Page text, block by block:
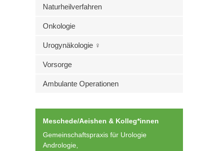
Naturheilverfahren
Onkologie
Urogynäkologie ♀
Vorsorge
Ambulante Operationen
Meschede/Aeishen & Kolleg*innen
Gemeinschaftspraxis für Urologie
Andrologie,